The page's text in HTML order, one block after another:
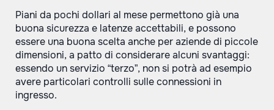
Piani da pochi dollari al mese permettono già una
buona sicurezza e latenze accettabili, e possono
essere una buona scelta anche per aziende di piccole
dimensioni, a patto di considerare alcuni svantaggi:
essendo un servizio “terzo”, non si potrà ad esempio
avere particolari controlli sulle connessioni in
ingresso.